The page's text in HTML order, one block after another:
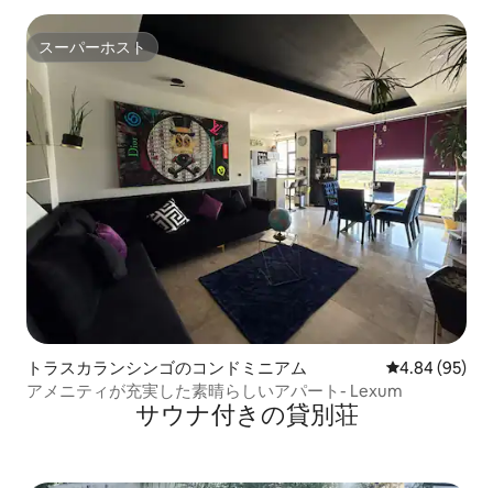
スーパーホスト
スーパーホスト
トラスカランシンゴのコンドミニアム レビュー95
4.84 (95)
アメニティが充実した素晴らしいアパート- Lexum
サウナ付きの貸別荘